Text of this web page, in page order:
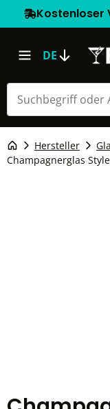
Kostenloser
DE
Hersteller
Champagnerglas